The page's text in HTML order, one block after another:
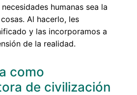
humanas sea la
Al hacerlo, les
y las incorporamos a
de la realidad.
como
de civilización